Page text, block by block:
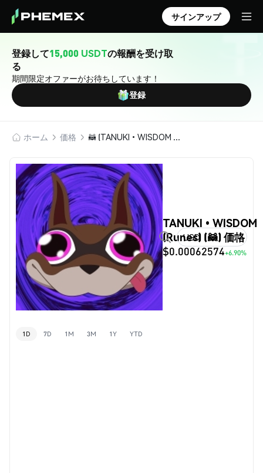
サインアップ
登録して15,000 USDTの報酬を受け取
る
期間限定オファーがお待ちしています！
登録
ホーム 価格 🦝 (TANUKI•WISDOM (Runes))
TANUKI•WISDOM
(Runes) (🦝) 価格
$0.00062574+6.90%
USD
1D 7D 1M 3M 1Y YTD